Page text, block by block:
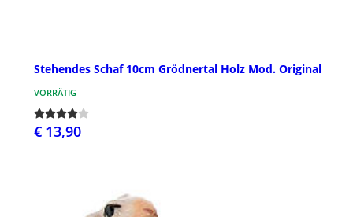
Stehendes Schaf 10cm Grödnertal Holz Mod. Original
VORRÄTIG
€ 13,90